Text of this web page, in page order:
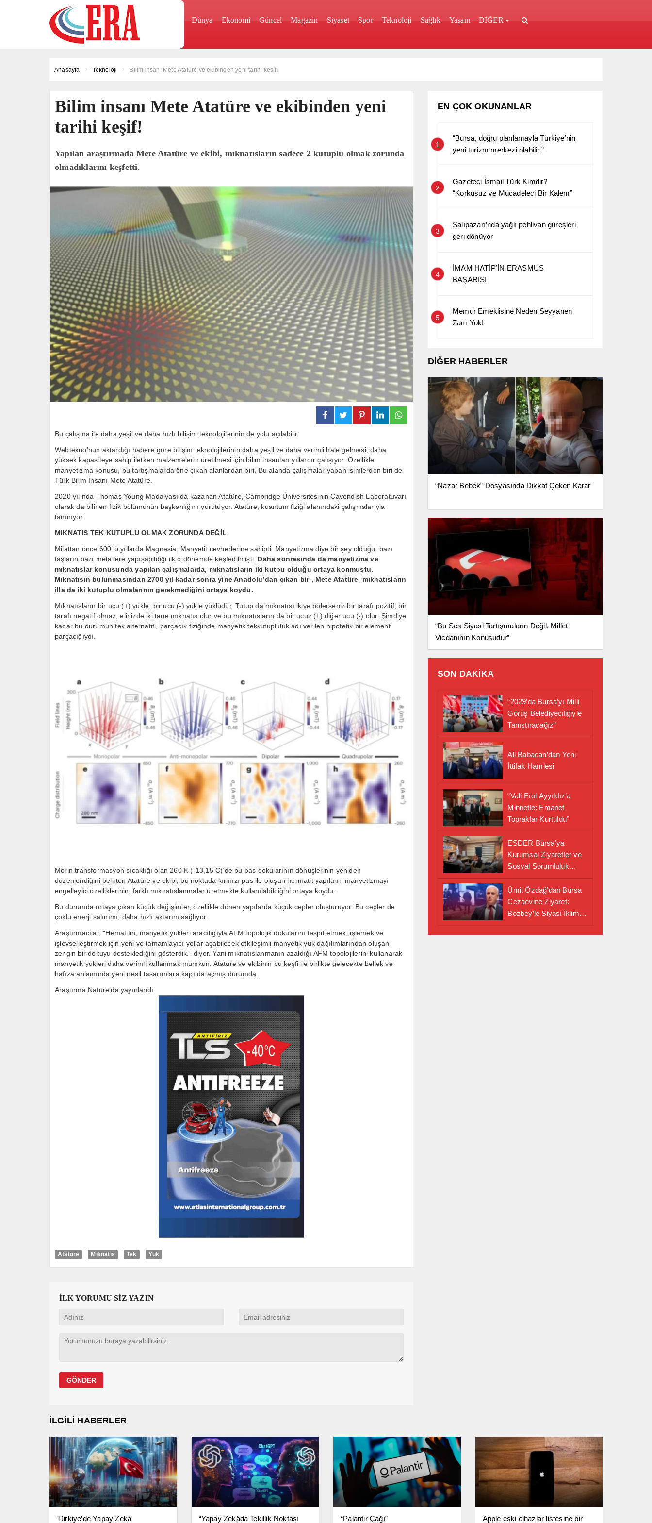
Dünya Ekonomi Güncel Magazin Siyaset Spor Teknoloji Sağlık Yaşam DİĞER
Anasayfa Teknoloji Bilim insanı Mete Atatüre ve ekibinden yeni tarihi keşif!
Bilim insanı Mete Atatüre ve ekibinden yeni
tarihi keşif!
Yapılan araştırmada Mete Atatüre ve ekibi, mıknatısların sadece 2 kutuplu olmak zorunda
olmadıklarını keşfetti.
Bu çalışma ile daha yeşil ve daha hızlı bilişim teknolojilerinin de yolu açılabilir.
Webtekno’nun aktardığı habere göre bilişim teknolojilerinin daha yeşil ve daha verimli hale gelmesi, daha
yüksek kapasiteye sahip iletken malzemelerin üretilmesi için bilim insanları yıllardır çalışıyor. Özellikle
manyetizma konusu, bu tartışmalarda öne çıkan alanlardan biri. Bu alanda çalışmalar yapan isimlerden biri de
Türk Bilim İnsanı Mete Atatüre.
2020 yılında Thomas Young Madalyası da kazanan Atatüre, Cambridge Üniversitesinin Cavendish Laboratuvarı
olarak da bilinen fizik bölümünün başkanlığını yürütüyor. Atatüre, kuantum fiziği alanındaki çalışmalarıyla
tanınıyor.
MIKNATIS TEK KUTUPLU OLMAK ZORUNDA DEĞİL
Milattan önce 600’lü yıllarda Magnesia, Manyetit cevherlerine sahipti. Manyetizma diye bir şey olduğu, bazı
taşların bazı metallere yapışabildiği ilk o dönemde keşfedilmişti. Daha sonrasında da manyetizma ve
mıknatıslar konusunda yapılan çalışmalarda, mıknatısların iki kutbu olduğu ortaya konmuştu.
Mıknatısın bulunmasından 2700 yıl kadar sonra yine Anadolu’dan çıkan biri, Mete Atatüre, mıknatısların
illa da iki kutuplu olmalarının gerekmediğini ortaya koydu.
Mıknatısların bir ucu (+) yükle, bir ucu (-) yükle yüklüdür. Tutup da mıknatısı ikiye bölerseniz bir tarafı pozitif, bir
tarafı negatif olmaz, elinizde iki tane mıknatıs olur ve bu mıknatısların da bir ucuz (+) diğer ucu (-) olur. Şimdiye
kadar bu durumun tek alternatifi, parçacık fiziğinde manyetik tekkutupluluk adı verilen hipotetik bir element
parçacığıydı.
Morin transformasyon sıcaklığı olan 260 K (-13,15 C)’de bu pas dokularının dönüşlerinin yeniden
düzenlendiğini belirten Atatüre ve ekibi, bu noktada kırmızı pas ile oluşan hermatit yapıların manyetizmayı
engelleyici özelliklerinin, farklı mıknatıslanmalar üretmekte kullanılabildiğini ortaya koydu.
Bu durumda ortaya çıkan küçük değişimler, özellikle dönen yapılarda küçük cepler oluşturuyor. Bu cepler de
çoklu enerji salınımı, daha hızlı aktarım sağlıyor.
Araştırmacılar, “Hematitin, manyetik yükleri aracılığıyla AFM topolojik dokularını tespit etmek, işlemek ve
işlevselleştirmek için yeni ve tamamlayıcı yollar açabilecek etkileşimli manyetik yük dağılımlarından oluşan
zengin bir dokuyu desteklediğini gösterdik.” diyor. Yani mıknatıslanmanın azaldığı AFM topolojilerini kullanarak
manyetik yükleri daha verimli kullanmak mümkün. Atatüre ve ekibinin bu keşfi ile birlikte gelecekte bellek ve
hafıza anlamında yeni nesil tasarımlara kapı da açmış durumda.
Araştırma Nature’da yayınlandı.
Atatüre Mıknatıs Tek Yük
İLK YORUMU SİZ YAZIN
EN ÇOK OKUNANLAR
1
“Bursa, doğru planlamayla Türkiye’nin
yeni turizm merkezi olabilir.”
2
Gazeteci İsmail Türk Kimdir?
“Korkusuz ve Mücadeleci Bir Kalem”
3
Salıpazarı’nda yağlı pehlivan güreşleri
geri dönüyor
4
İMAM HATİP’İN ERASMUS
BAŞARISI
5
Memur Emeklisine Neden Seyyanen
Zam Yok!
DİĞER HABERLER
“Nazar Bebek” Dosyasında Dikkat Çeken Karar
“Bu Ses Siyasi Tartışmaların Değil, Millet
Vicdanının Konusudur”
SON DAKİKA
“2029’da Bursa’yı Milli
Görüş Belediyeciliğiyle
Tanıştıracağız”
Ali Babacan’dan Yeni
İttifak Hamlesi
“Vali Erol Ayyıldız’a
Minnetle: Emanet
Topraklar Kurtuldu”
ESDER Bursa’ya
Kurumsal Ziyaretler ve
Sosyal Sorumluluk
Alanında Önemli İş
Birliği Adımı
Ümit Özdağ’dan Bursa
Cezaevine Ziyaret:
Bozbey’le Siyasi İklim
İLGİLİ HABERLER
Türkiye’de Yapay Zekâ “Yapay Zekâda Tekillik Noktası “Palantir Çağı” Apple eski cihazlar listesine bir